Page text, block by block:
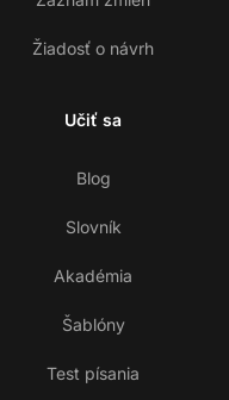
Žiadosť o návrh
Učiť sa
Blog
Slovník
Akadémia
Šablóny
Test písania